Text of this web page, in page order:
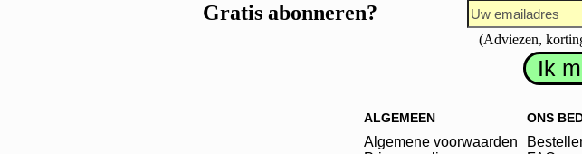
Gratis abonneren?
(Adviezen,
ALGEMEEN
Algemene voorwaarden
ONS